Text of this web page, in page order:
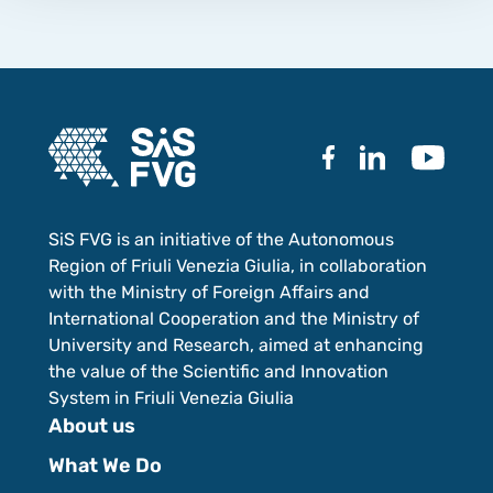
SiS FVG is an initiative of the Autonomous
Region of Friuli Venezia Giulia, in collaboration
with the Ministry of Foreign Affairs and
International Cooperation and the Ministry of
University and Research, aimed at enhancing
the value of the Scientific and Innovation
System in Friuli Venezia Giulia
About us
What We Do